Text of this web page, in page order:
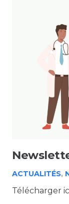
ACTUALITÉS,
Télécharger